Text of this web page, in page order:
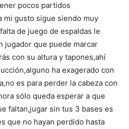
pocos partidos
mi gusto sigue siendo muy
de juego de espaldas le
jugador que puede marcar
con su altura y tapones,ahí
ha exagerado con
es para perder la cabeza con
sólo queda esperar a que
faltan,jugar sin tus 3 bases es
que no hayan perdido hasta